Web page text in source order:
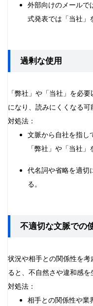
外部向けのメールで
式発表では「当社」
過剰な使用
「弊社」や「当社」を必
になり、読みにくくなる可
対処法：
文脈から自社を指し
「弊社」や「当社」
代名詞や省略を適切
る。
不適切な文脈での
状況や相手との関係性を
ると、不自然さや違和感を
対処法：
相手との関係性や業